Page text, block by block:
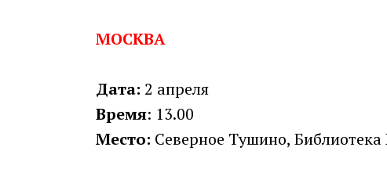
МОСКВА
Дата: 2 апреля
Время: 13.00
Место: Северное Тушино,